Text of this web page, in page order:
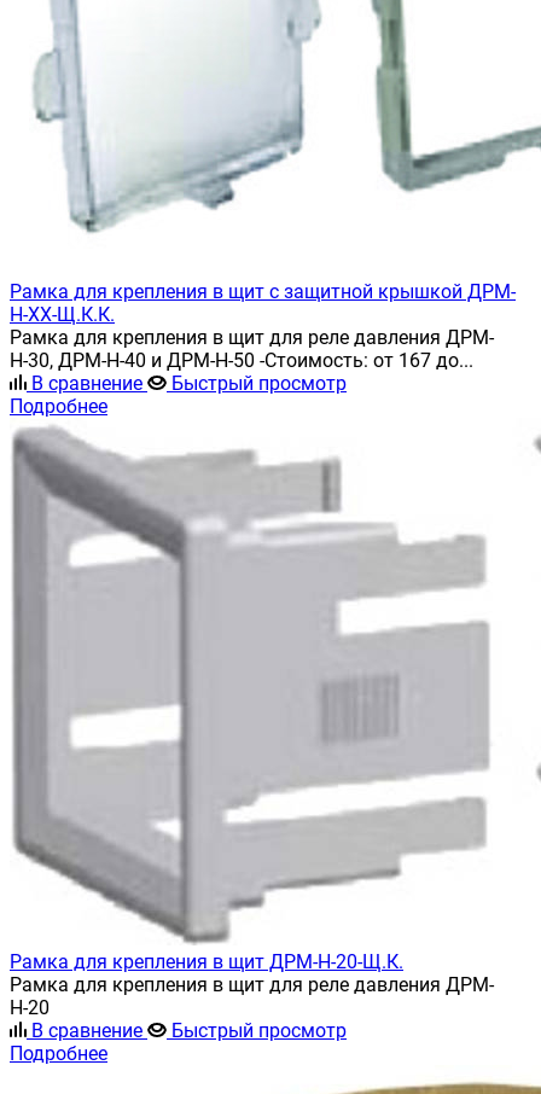
Рамка для крепления в щит с защитной крышкой ДРМ-
Н-XX-Щ.К.К.
Рамка для крепления в щит для реле давления ДРМ-
Н-30, ДРМ-Н-40 и ДРМ-Н-50 -Стоимость: от 167 до...
В сравнение
Быстрый просмотр
Подробнее
Рамка для крепления в щит ДРМ-Н-20-Щ.К.
Рамка для крепления в щит для реле давления ДРМ-
Н-20
В сравнение
Быстрый просмотр
Подробнее